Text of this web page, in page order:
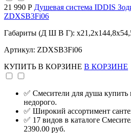
21 990 Р Душевая система IDDIS
ZDXSB3Fi06
Габариты (Д Ш В Г):
Артикул: ZDXSB3Fi06
КУПИТЬ В КОРЗИНЕ В КОРЗИНЕ
✅ Смесители для душа купить
недорого.
✅ Широкий ассортимент
✅ 17 видов в каталоге
2390.00 руб.